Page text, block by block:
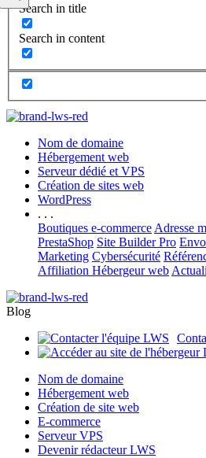
Search in title
Search in content
Nom de domaine
Hébergement web
Serveur dédié et VPS
Création de sites web
WordPress
. . .
Boutiques e-commerce Adresse
PrestaShop Site Builder Pro
Marketing Cybersécurité
Affiliation Hébergeur web
Blog
Nom de domaine
Hébergement web
Création de site web
E-commerce
Serveur VPS
Devenir rédacteur LWS